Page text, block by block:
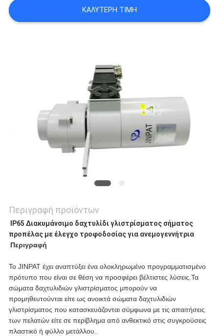
PRIVACY
POLICY
ΚΑΛΎΤΕΡΗ ΤΙΜΉ
Περιγραφή προϊόντων
IP65 Διακυμάνσιμο δαχτυλίδι γλιστρίσματος σήματος
προπέλας με έλεγχο τροφοδοσίας για ανεμογεννήτρια
Περιγραφή
Το JINPAT έχει αναπτύξει ένα ολοκληρωμένο προγραμματισμένο
πρότυπο που είναι σε θέση να προσφέρει βέλτιστες λύσεις.Τα
σώματα δαχτυλιδιών γλιστρίσματος μπορούν να
προμηθευτούνται είτε ως ανοικτά σώματα δαχτυλιδιών
γλιστρίσματος που κατασκευάζονται σύμφωνα με τις απαιτήσεις
των πελατών είτε σε περίβλημα από ανθεκτικό στις συγκρούσεις
πλαστικό ή φύλλο μετάλλου..